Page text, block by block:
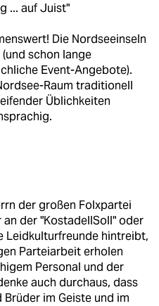
... auf Juist"
Die Nordseeinseln
schon lange
Event-Angebote).
Raum traditionell
Üblichkeiten
der großen Folxpartei
der "KostadellSoll" oder
Leidkulturfreunde hintreibt,
Parteiarbeit erholen
Personal und der
auch durchaus, dass
im Geiste und im